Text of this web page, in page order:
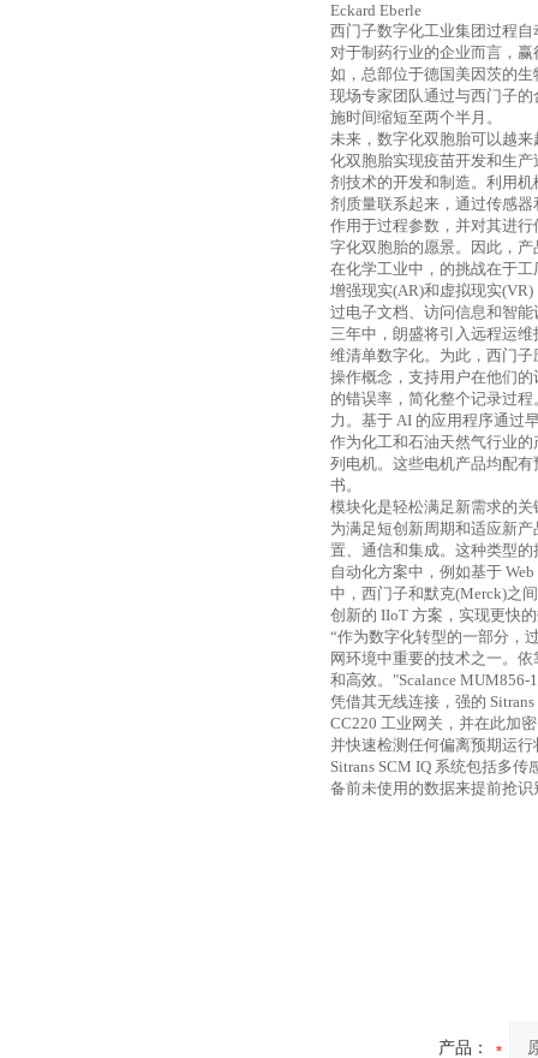
Eckard Eberle
西门子数字化工业集团过程
对于制药行业的企业而言，
如，总部位于德国美因茨的生
现场专家团队通过与西门子的
施时间缩短至两个半月。
未来，数字化双胞胎可以越
化双胞胎实现疫苗开发和生
剂技术的开发和制造。利用
剂质量联系起来，通过传感
作用于过程参数，并对其进
字化双胞胎的愿景。因此，
在化学工业中，的挑战在于
增强现实(AR)和虚拟现实(VR)
过电子文档、访问信息和智
三年中，朗盛将引入远程运
维清单数字化。为此，西门
操作概念，支持用户在他们
的错误率，简化整个记录过
力。基于 AI 的应用程序通过
作为化工和石油天然气行业
列电机。这些电机产品均配
书。
模块化是轻松满足新需求的关
为满足短创新周期和适应新
置、通信和集成。这种类型的
自动化方案中，例如基于 Web
中，西门子和默克(Merck)之
创新的 IIoT 方案，实现更快
“作为数字化转型的一部分，
网环境中重要的技术之一。
和高效。"Scalance MUM856-
凭借其无线连接，强的
CC220 工业网关，并在此加
并快速检测任何偏离预期运
Sitrans SCM IQ 系统包括多传
备前未使用的数据来提前抢
产品：